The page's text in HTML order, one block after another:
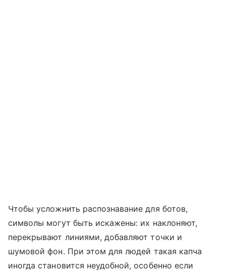
Чтобы усложнить распознавание для ботов,
символы могут быть искажены: их наклоняют,
перекрывают линиями, добавляют точки и
шумовой фон. При этом для людей такая капча
иногда становится неудобной, особенно если